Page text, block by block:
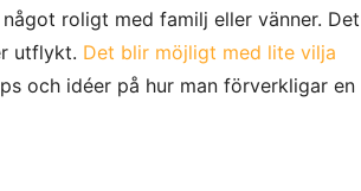
roligt med familj eller vänner. Det
utflykt. Det blir möjligt med lite vilja
och idéer på hur man förverkligar en